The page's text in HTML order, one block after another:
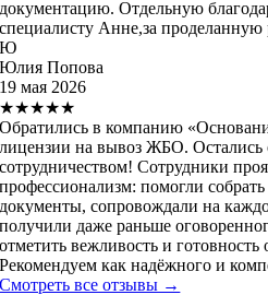
документацию. Отдельную
специалисту Анне,за проделанную
Ю
Юлия Попова
19 мая 2026
★★★★★
Обратились в компанию
лицензии на вывоз ЖБО. Остались
сотрудничеством! Сотрудники
профессионализм: помогли
документы, сопровождали на
получили даже раньше
отметить вежливость и
Рекомендуем как надёжного и
Смотреть все отзывы →